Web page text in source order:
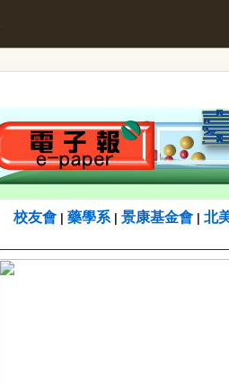
校友會| 藥學系| 景康基金會| 北